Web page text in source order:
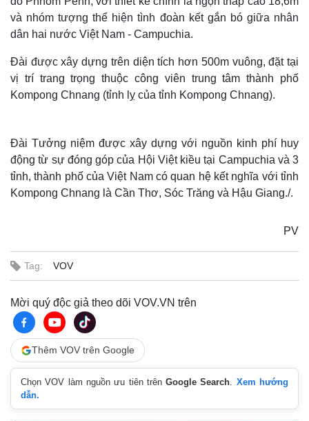
và nhóm tượng thể hiện tình đoàn kết gắn bó giữa nhân
dân hai nước Việt Nam - Campuchia.
Đài được xây dựng trên diện tích hơn 500m vuông, đặt tại
vị trí trang trọng thuộc công viên trung tâm thành phố
Kompong Chnang (tỉnh lỵ của tỉnh Kompong Chnang).
Đài Tưởng niệm được xây dựng với nguồn kinh phí huy
động từ sự đóng góp của Hội Việt kiều tại Campuchia và 3
tỉnh, thành phố của Việt Nam có quan hệ kết nghĩa với tỉnh
Kompong Chnang là Cần Thơ, Sóc Trăng và Hậu Giang./.
PV
Tag: VOV
Mời quý độc giả theo dõi VOV.VN trên
Thêm VOV trên Google
Chọn VOV làm nguồn ưu tiên trênGoogle Search. Xem hướng
dẫn.